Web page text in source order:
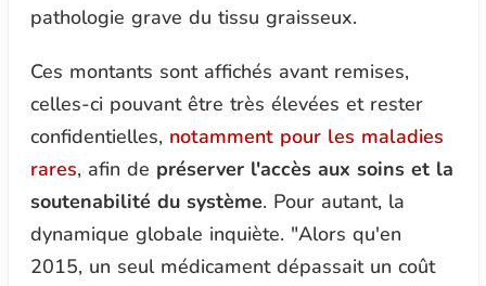
pathologie grave du tissu graisseux.
Ces montants sont affichés avant remises,
celles-ci pouvant être très élevées et rester
confidentielles, notamment pour les maladies
rares, afin de préserver l'accès aux soins et la
soutenabilité du système. Pour autant, la
dynamique globale inquiète. "Alors qu'en
2015, un seul médicament dépassait un coût